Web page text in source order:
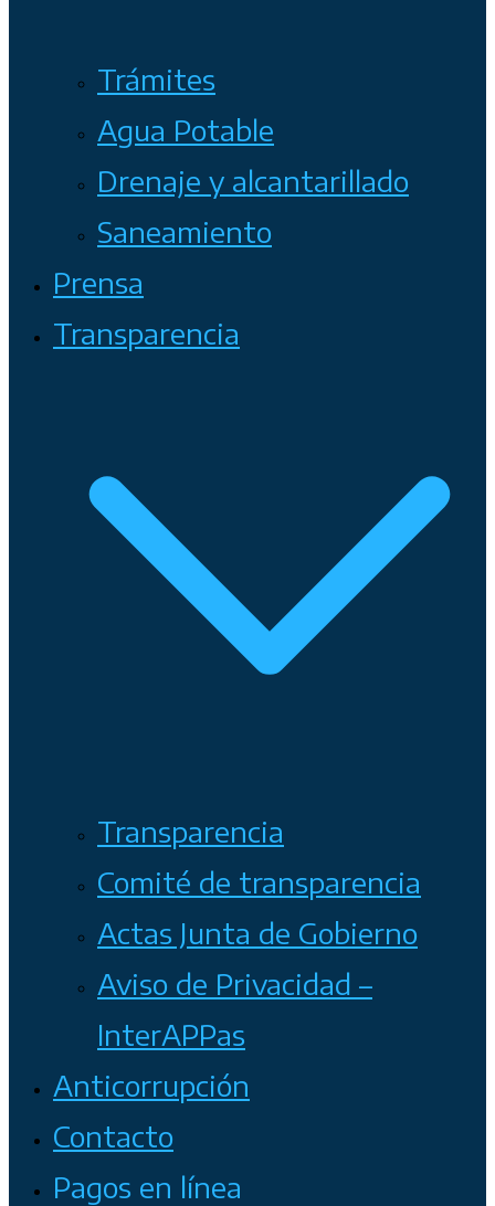
Trámites
Agua Potable
Drenaje y alcantarillado
Saneamiento
Prensa
Transparencia
Transparencia
Comité de transparencia
Actas Junta de Gobierno
Aviso de Privacidad –
InterAPPas
Anticorrupción
Contacto
Pagos en línea